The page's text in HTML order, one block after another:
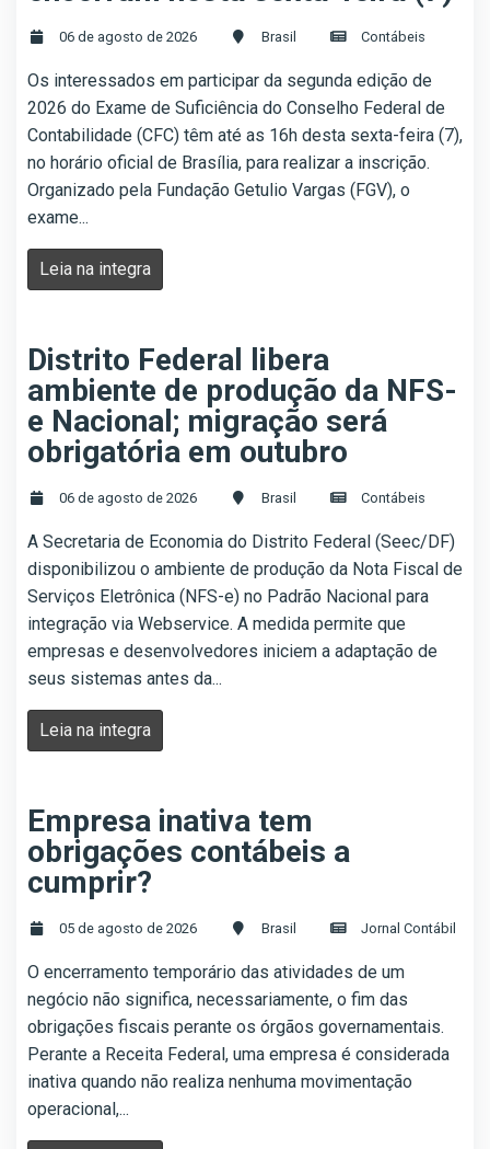
06 de agosto de 2026 Brasil Contábeis
Os interessados em participar da segunda edição de
2026 do Exame de Suficiência do Conselho Federal de
Contabilidade (CFC) têm até as 16h desta sexta-feira (7),
no horário oficial de Brasília, para realizar a inscrição.
Organizado pela Fundação Getulio Vargas (FGV), o
exame...
Leia na integra
Distrito Federal libera
ambiente de produção da NFS-
e Nacional; migração será
obrigatória em outubro
06 de agosto de 2026 Brasil Contábeis
A Secretaria de Economia do Distrito Federal (Seec/DF)
disponibilizou o ambiente de produção da Nota Fiscal de
Serviços Eletrônica (NFS-e) no Padrão Nacional para
integração via Webservice. A medida permite que
empresas e desenvolvedores iniciem a adaptação de
seus sistemas antes da...
Leia na integra
Empresa inativa tem
obrigações contábeis a
cumprir?
05 de agosto de 2026 Brasil Jornal Contábil
O encerramento temporário das atividades de um
negócio não significa, necessariamente, o fim das
obrigações fiscais perante os órgãos governamentais.
Perante a Receita Federal, uma empresa é considerada
inativa quando não realiza nenhuma movimentação
operacional,...